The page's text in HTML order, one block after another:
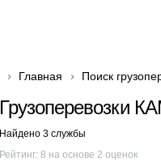
Главная Поиск
Грузоперевозки
Найдено 3 службы
Рейтинг: 8 на основе 2 оценок